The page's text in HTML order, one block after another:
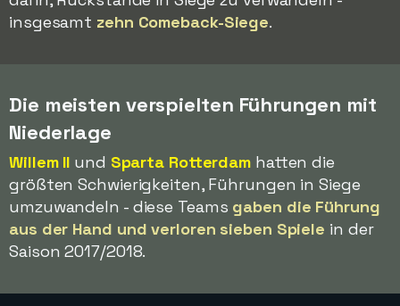
insgesamt zehn Comeback-Siege.
Die meisten verspielten Führungen mit
Niederlage
Willem II und Sparta Rotterdam hatten die
größten Schwierigkeiten, Führungen in Siege
umzuwandeln - diese Teams gaben die Führung
aus der Hand und verloren sieben Spiele in der
Saison 2017/2018.